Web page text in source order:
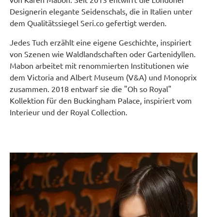
Designerin elegante Seidenschals, die in Italien unter
dem Qualitätssiegel Seri.co gefertigt werden.
Jedes Tuch erzählt eine eigene Geschichte, inspiriert
von Szenen wie Waldlandschaften oder Gartenidyllen.
Mabon arbeitet mit renommierten Institutionen wie
dem Victoria and Albert Museum (V&A) und Monoprix
zusammen. 2018 entwarf sie die "Oh so Royal"
Kollektion für den Buckingham Palace, inspiriert vom
Interieur und der Royal Collection.